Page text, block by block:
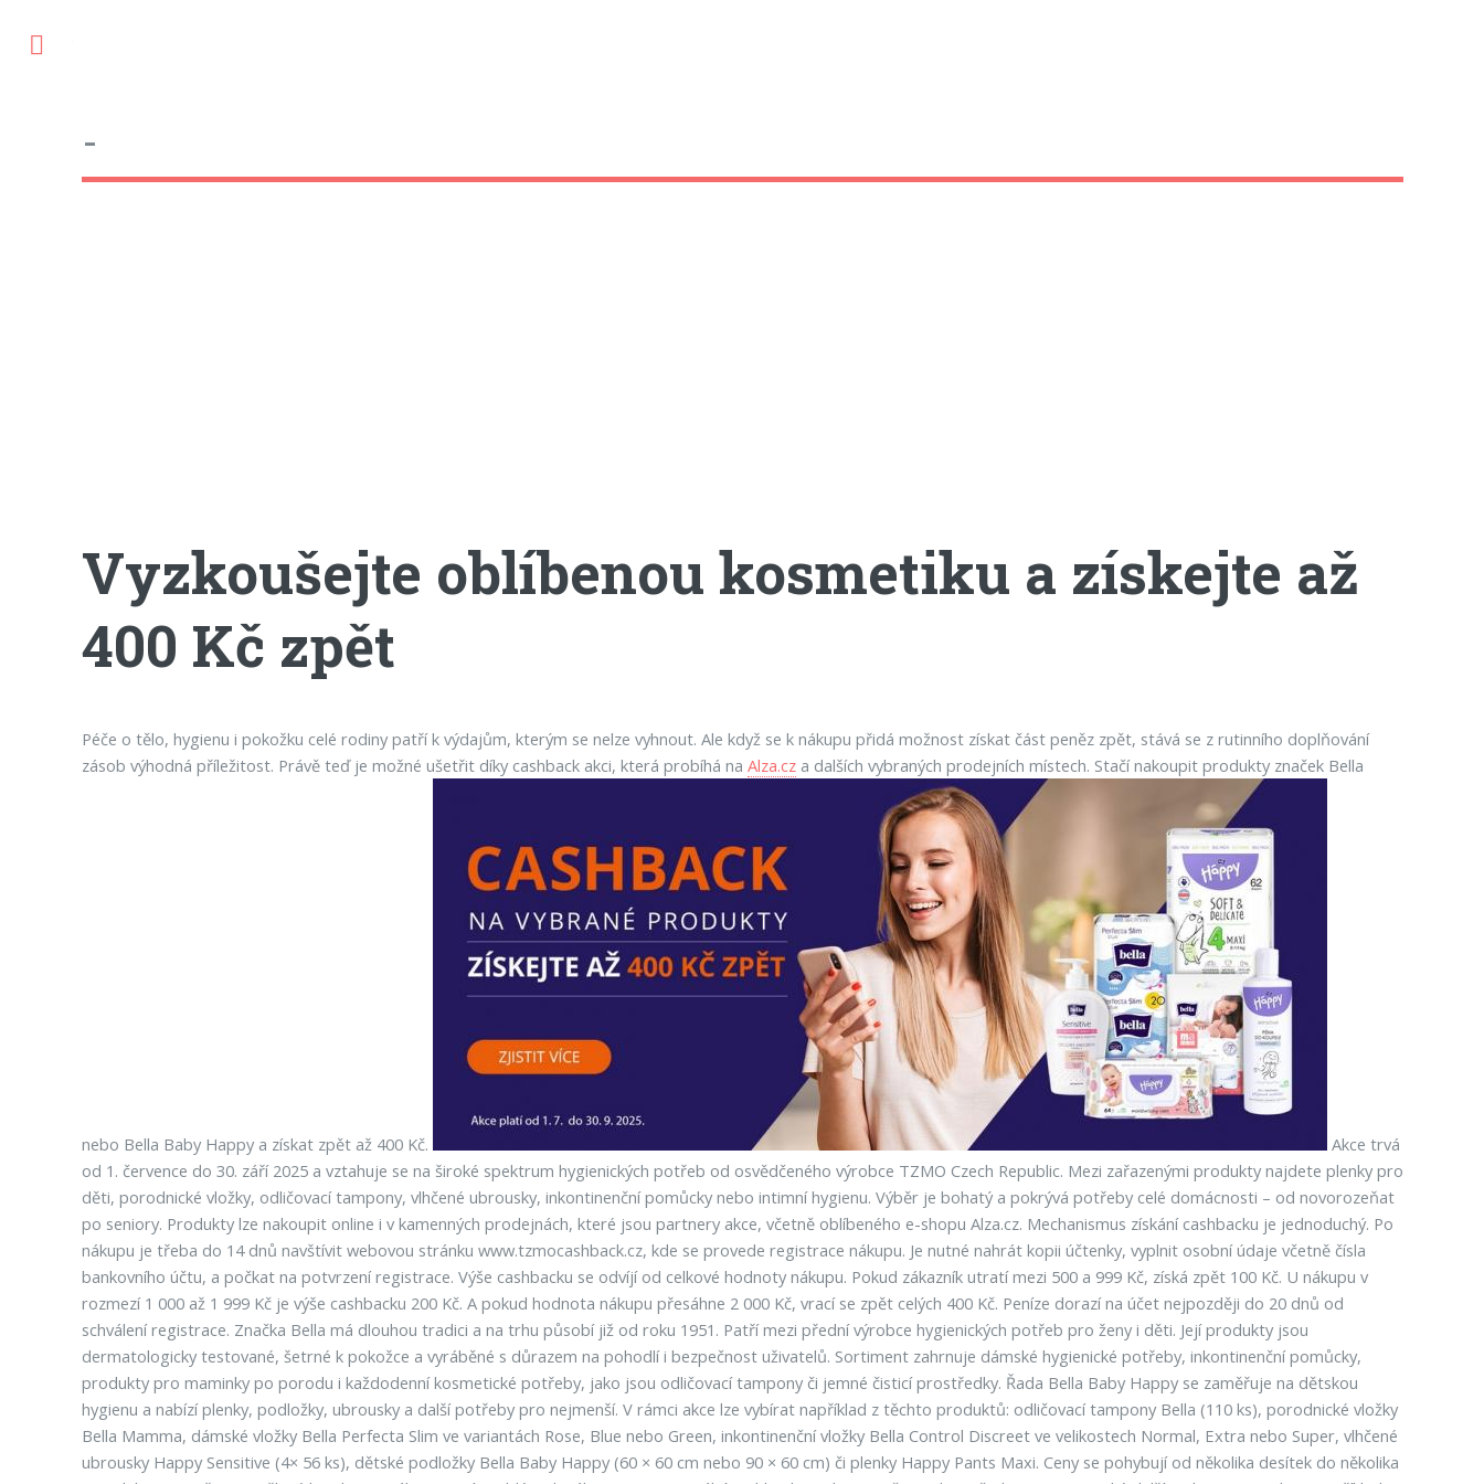
-
Vyzkoušejte oblíbenou kosmetiku a získejte až
400 Kč zpět
Péče o tělo, hygienu i pokožku celé rodiny patří k výdajům, kterým se nelze vyhnout. Ale když se k nákupu přidá možnost získat část peněz zpět, stává se z rutinního doplňování
zásob výhodná příležitost. Právě teď je možné ušetřit díky cashback akci, která probíhá na Alza.cza dalších vybraných prodejních místech. Stačí nakoupit produkty značek Bella
nebo Bella Baby Happy a získat zpět až 400 Kč.
Akce trvá
od 1. července do 30. září 2025 a vztahuje se na široké spektrum hygienických potřeb od osvědčeného výrobce TZMO Czech Republic. Mezi zařazenými produkty najdete plenky pro
děti, porodnické vložky, odličovací tampony, vlhčené ubrousky, inkontinenční pomůcky nebo intimní hygienu. Výběr je bohatý a pokrývá potřeby celé domácnosti – od novorozeňat
po seniory. Produkty lze nakoupit online i v kamenných prodejnách, které jsou partnery akce, včetně oblíbeného e-shopu Alza.cz. Mechanismus získání cashbacku je jednoduchý. Po
nákupu je třeba do 14 dnů navštívit webovou stránku www.tzmocashback.cz, kde se provede registrace nákupu. Je nutné nahrát kopii účtenky, vyplnit osobní údaje včetně čísla
bankovního účtu, a počkat na potvrzení registrace. Výše cashbacku se odvíjí od celkové hodnoty nákupu. Pokud zákazník utratí mezi 500 a 999 Kč, získá zpět 100 Kč. U nákupu v
rozmezí 1 000 až 1 999 Kč je výše cashbacku 200 Kč. A pokud hodnota nákupu přesáhne 2 000 Kč, vrací se zpět celých 400 Kč. Peníze dorazí na účet nejpozději do 20 dnů od
schválení registrace. Značka Bella má dlouhou tradici a na trhu působí již od roku 1951. Patří mezi přední výrobce hygienických potřeb pro ženy i děti. Její produkty jsou
dermatologicky testované, šetrné k pokožce a vyráběné s důrazem na pohodlí i bezpečnost uživatelů. Sortiment zahrnuje dámské hygienické potřeby, inkontinenční pomůcky,
produkty pro maminky po porodu i každodenní kosmetické potřeby, jako jsou odličovací tampony či jemné čisticí prostředky. Řada Bella Baby Happy se zaměřuje na dětskou
hygienu a nabízí plenky, podložky, ubrousky a další potřeby pro nejmenší. V rámci akce lze vybírat například z těchto produktů: odličovací tampony Bella (110 ks), porodnické vložky
Bella Mamma, dámské vložky Bella Perfecta Slim ve variantách Rose, Blue nebo Green, inkontinenční vložky Bella Control Discreet ve velikostech Normal, Extra nebo Super, vlhčené
ubrousky Happy Sensitive (4× 56 ks), dětské podložky Bella Baby Happy (60 × 60 cm nebo 90 × 60 cm) či plenky Happy Pants Maxi. Ceny se pohybují od několika desítek do několika